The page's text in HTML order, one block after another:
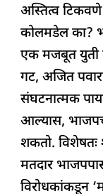
अस्तित्व
कोलमडेल का?
एक मजबूत युती
गट, अजित
संघटनात्मक
आल्यास,
शकतो. विशेषतः
मतदार
विरोधकांकडून